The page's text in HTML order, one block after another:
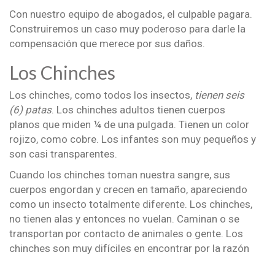
Con nuestro equipo de abogados, el culpable pagara.
Construiremos un caso muy poderoso para darle la
compensación que merece por sus daños.
Los Chinches
Los chinches, como todos los insectos, tienen seis
(6) patas. Los chinches adultos tienen cuerpos
planos que miden ¼ de una pulgada. Tienen un color
rojizo, como cobre. Los infantes son muy pequeños y
son casi transparentes.
Cuando los chinches toman nuestra sangre, sus
cuerpos engordan y crecen en tamaño, apareciendo
como un insecto totalmente diferente. Los chinches,
no tienen alas y entonces no vuelan. Caminan o se
transportan por contacto de animales o gente. Los
chinches son muy difíciles en encontrar por la razón